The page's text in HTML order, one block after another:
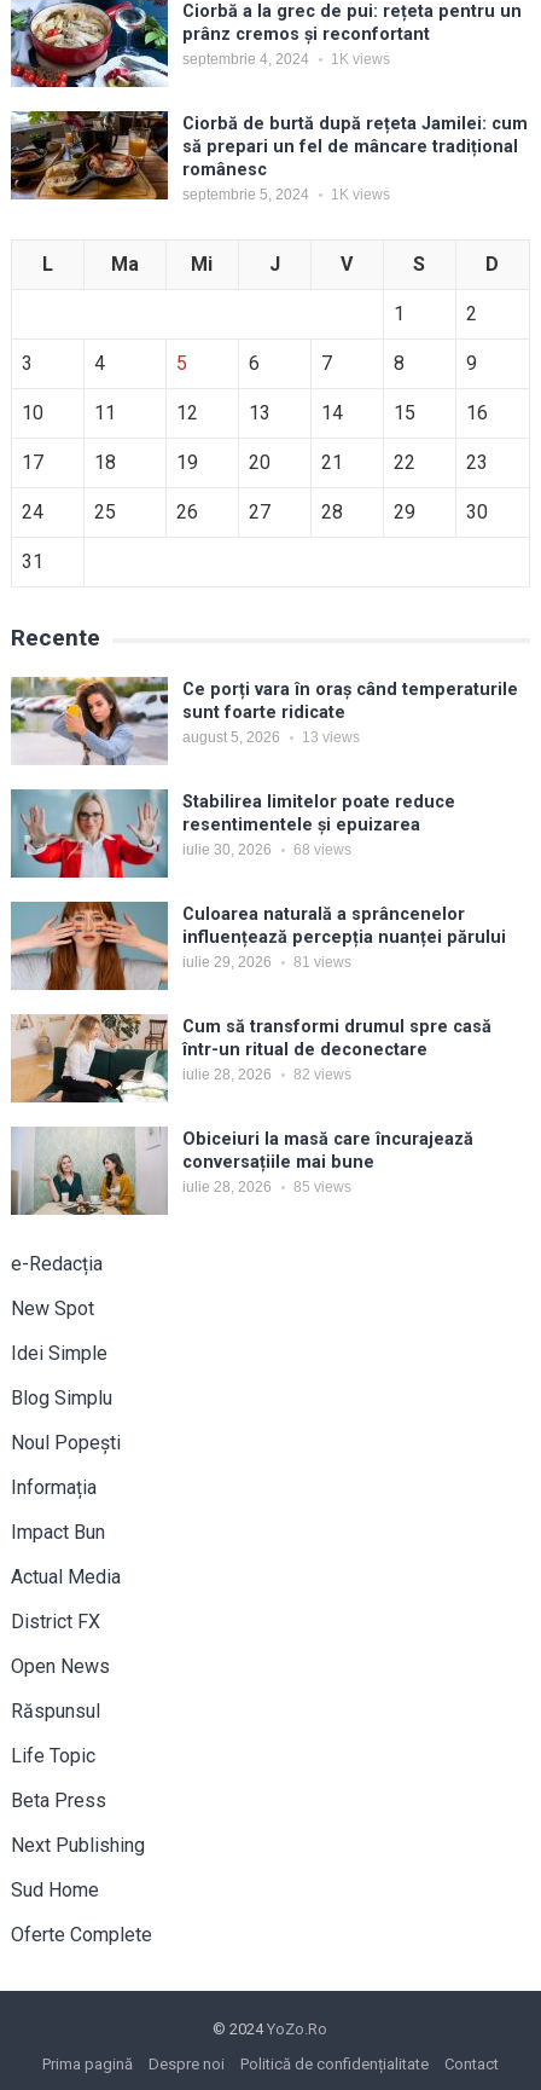
Ciorbă a la grec de pui: rețeta pentru un
prânz cremos și reconfortant
septembrie 4, 2024 1Kviews
Ciorbă de burtă după rețeta Jamilei: cum
să prepari un fel de mâncare tradițional
românesc
septembrie 5, 2024 1Kviews
L Ma Mi J V S D
1 2
3 4 5 6 7 8 9
10 11 12 13 14 15 16
17 18 19 20 21 22 23
24 25 26 27 28 29 30
31
Recente
Ce porți vara în oraș când temperaturile
sunt foarte ridicate
august 5, 2026 13 views
Stabilirea limitelor poate reduce
resentimentele și epuizarea
iulie 30, 2026 68 views
Culoarea naturală a sprâncenelor
influențează percepția nuanței părului
iulie 29, 2026 81 views
Cum să transformi drumul spre casă
într-un ritual de deconectare
iulie 28, 2026 82 views
Obiceiuri la masă care încurajează
conversațiile mai bune
iulie 28, 2026 85 views
e-Redacția
New Spot
Idei Simple
Blog Simplu
Noul Popești
Informația
Impact Bun
Actual Media
District FX
Open News
Răspunsul
Life Topic
Beta Press
Next Publishing
Sud Home
Oferte Complete
© 2024YoZo.Ro
Prima pagină
Despre noi Politică de confidențialitate Contact